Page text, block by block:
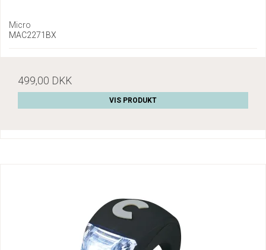
Micro
MAC2271BX
499,00 DKK
VIS PRODUKT